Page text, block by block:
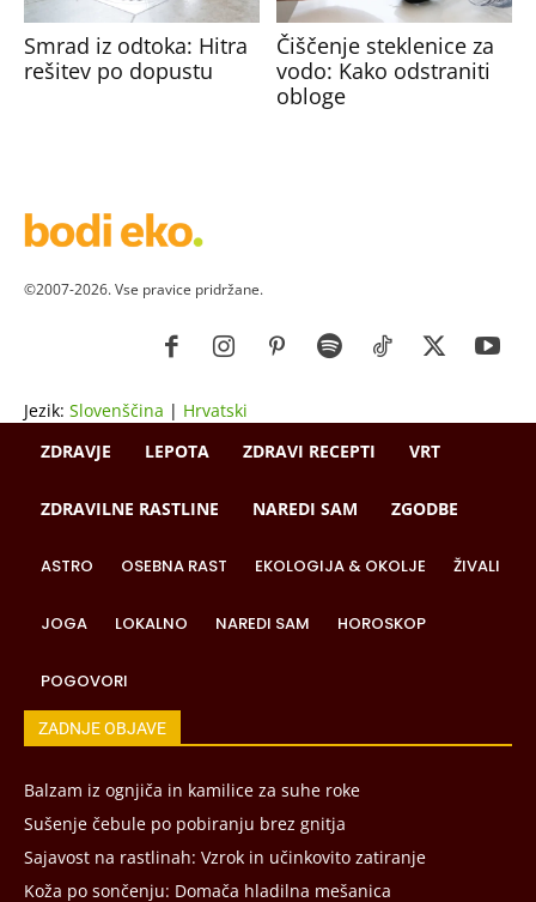
Smrad iz odtoka: Hitra
rešitev po dopustu
Čiščenje steklenice za
vodo: Kako odstraniti
obloge
©2007-2026. Vse pravice pridržane.
Jezik: Slovenščina | Hrvatski
ZDRAVJE
LEPOTA ZDRAVI RECEPTI VRT
ZDRAVILNE RASTLINE NAREDI SAM ZGODBE
ASTRO OSEBNA RAST EKOLOGIJA & OKOLJE ŽIVALI
JOGA LOKALNO NAREDI SAM HOROSKOP
POGOVORI
ZADNJE OBJAVE
Balzam iz ognjiča in kamilice za suhe roke
Sušenje čebule po pobiranju brez gnitja
Sajavost na rastlinah: Vzrok in učinkovito zatiranje
Koža po sončenju: Domača hladilna mešanica